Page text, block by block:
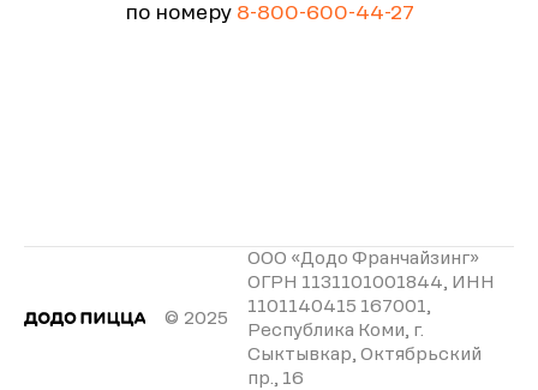
по номеру 8-800-600-44-27
© 2025
ООО «Додо Франчайзинг»
ОГРН 1131101001844, ИНН
1101140415 167001,
Республика Коми, г.
Сыктывкар, Октябрьский
пр., 16